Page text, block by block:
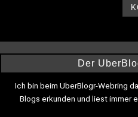
Der
Ich bin beim UberBlogr-Webring
Blogs erkunden und liest immer